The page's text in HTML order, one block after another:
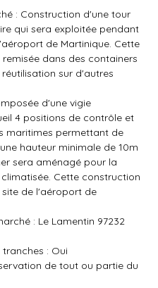
: Construction d'une tour
qui sera exploitée pendant
de Martinique. Cette
dans des containers
sur d'autres
d'une vigie
4 positions de contrôle et
maritimes permettant de
hauteur minimale de 10m
sera aménagé pour la
Cette construction
site de l'aéroport de
: Le Lamentin 97232
: Oui
de tout ou partie du